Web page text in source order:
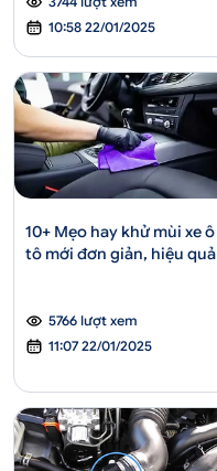
10:58 22/01/2025
10+ Mẹo hay khử mùi xe ô
tô mới đơn giản, hiệu quả
5766 lượt xem
11:07 22/01/2025